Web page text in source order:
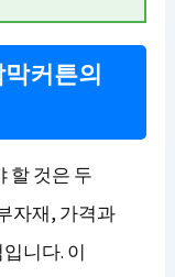
커튼의
할 것은 두
자재, 가격과
니다. 이